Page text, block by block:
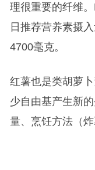
理很重要的纤维
日推荐营养素摄
4700毫克。
红薯也是类胡萝
少自由基产生新
量、烹饪方法（